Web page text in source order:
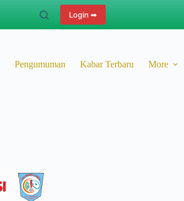
Login ➡
Pengumuman Kabar Terbaru More